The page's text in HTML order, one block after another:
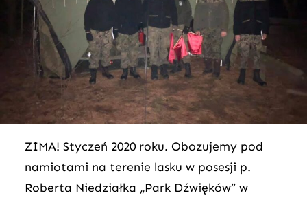
ZIMA! Styczeń 2020 roku. Obozujemy pod
namiotami na terenie lasku w posesji p.
Roberta Niedziałka „Park Dźwięków” w